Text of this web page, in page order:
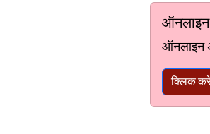
ऑनलाइन
ऑनलाइन
क्लिक